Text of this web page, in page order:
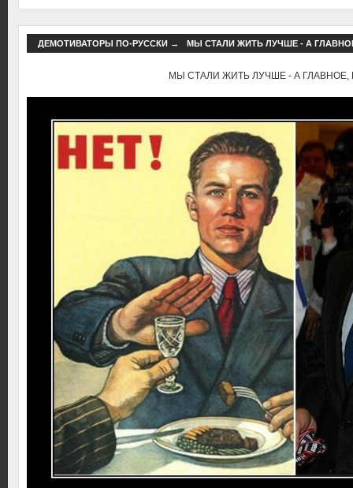
ДЕМОТИВАТОРЫ ПО-РУССКИ→ МЫ СТАЛИ ЖИТЬ ЛУЧШЕ - А
МЫ СТАЛИ ЖИТЬ ЛУЧШЕ - А ГЛАВНОЕ,